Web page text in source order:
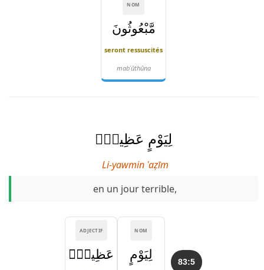
NOM
مَّبْعُوثُونَ
seront ressuscités
mabʿūthūna
لِيَوْمٍ عَظِيمٍۢ
Li-yawmin ʿaẓīm
en un jour terrible,
83:5
NOM
لِيَوْمٍ
ADJECTIF
عَظِيمٍۢ